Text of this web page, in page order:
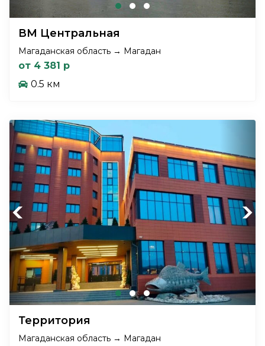
ВМ Центральная
Магаданская область → Магадан
от 4 381 р
0.5 км
Previous Next
Территория
Магаданская область → Магадан